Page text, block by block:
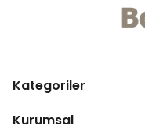
Kategoriler
Kurumsal